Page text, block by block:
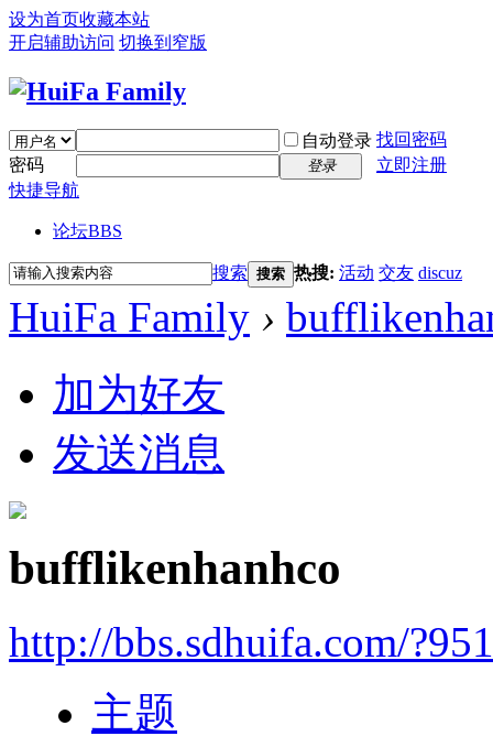
设为首页收藏本站
开启辅助访问 切换到窄版
自动登录 找回密码
密码
登录
立即注册
快捷导航
论坛BBS
搜索 搜索 热搜: 活动 交友 discuz
HuiFa Family ›
加为好友
发送消息
bufflikenhanhco
http://bbs.sdhuifa.com/
主题